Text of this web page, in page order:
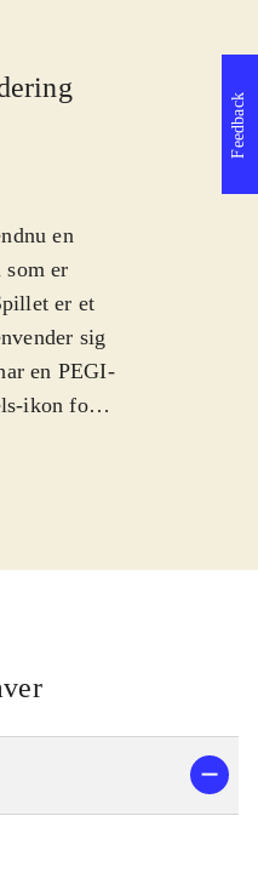
en
er
er et
sig
en PEGI-
ikon for
ensomme
er
derfor at
lillesøster.
Nio's
at hun
Dette
Feedback